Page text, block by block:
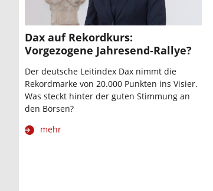
Dax auf Rekordkurs:
Vorgezogene Jahresend-Rallye?
Der deutsche Leitindex Dax nimmt die
Rekordmarke von 20.000 Punkten ins Visier.
Was steckt hinter der guten Stimmung an
den Börsen?
mehr